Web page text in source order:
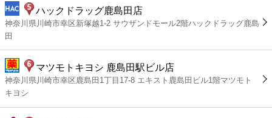
ハックドラッグ鹿島田店
神奈川県川崎市幸区新塚越1-2 サウザンドモール2階ハックドラッグ鹿島
田
マツモトキヨシ 鹿島田駅ビル店
神奈川県川崎市幸区鹿島田1丁目17-8 エキスト鹿島田ビル1階マツモト
キヨシ